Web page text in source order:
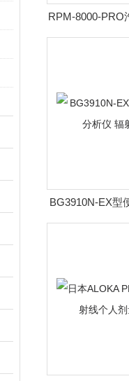
RPM-8000-PRO
表
BG3910N-EX型
仪 辐射